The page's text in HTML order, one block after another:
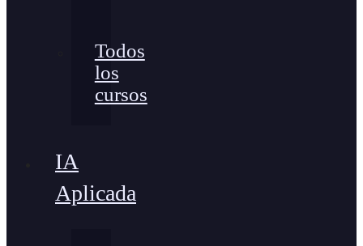
Todos
los
cursos
IA
Aplicada